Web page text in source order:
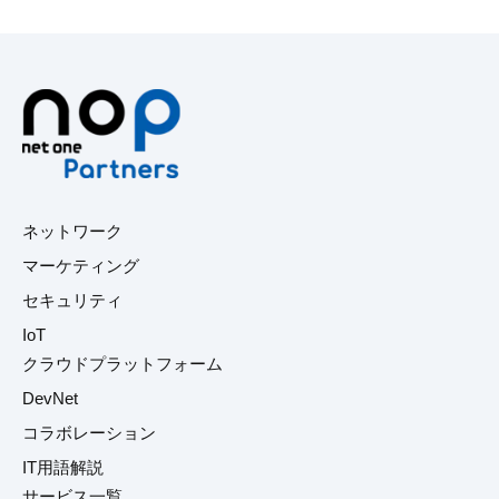
ネットワーク
マーケティング
セキュリティ
IoT
クラウドプラットフォーム
DevNet
コラボレーション
IT用語解説